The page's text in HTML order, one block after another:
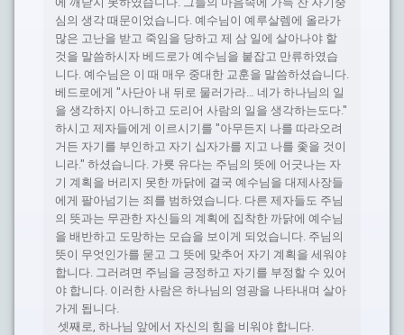
심의 생각 때문이었습니다. 예수님이 예루살렘에 올라가
많은 고난을 받고 죽임을 당하고 제 삼 일에 살아나야 할
것을 말씀하시자 베드로가 예수님을 붙잡고 만류하였습
니다. 예수님은 이 때 매우 중대한 교훈을 말씀하셨습니다.
베드로에게 "사단아 내 뒤로 물러가라… 네가 하나님의 일
을 생각하지 아니하고 도리어 사람의 일을 생각하는도다."
하시고 제자들에게 이르시기를 "아무든지 나를 따라오려
거든 자기를 부인하고 자기 십자가를 지고 나를 좇을 것이
니라." 하셨습니다. 가룟 유다는 주님의 뜻에 어긋나는 자
기 계획을 버리지 못한 까닭에 결국 예수님을 대제사장들
에게 팔아넘기는 죄를 범하였습니다. 다른 제자들도 주님
의 뜻과는 무관한 자신들의 계획에 집착한 까닭에 예수님
을 배반하고 도망하는 모습을 보이게 되었습니다. 주님의
뜻이 무엇인가를 묻고 그 뜻에 맞추어 자기 계획을 세워야
합니다. 그러려면 주님을 긍정하고 자기를 부정할 수 있어
야 합니다. 이러한 사람은 하나님의 영광을 나타내며 살아
가게 됩니다.
셋째로, 하나님 앞에서 자신의 힘을 비워야 합니다.